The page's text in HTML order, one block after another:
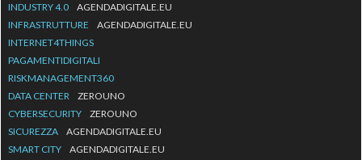
INDUSTRY 4.0
AGENDADIGITALE.EU
INFRASTRUTTURE
AGENDADIGITALE.EU
INTERNET4THINGS
PAGAMENTIDIGITALI
RISKMANAGEMENT360
DATA CENTER
ZEROUNO
CYBERSECURITY
ZEROUNO
SICUREZZA
AGENDADIGITALE.EU
SMART CITY
AGENDADIGITALE.EU